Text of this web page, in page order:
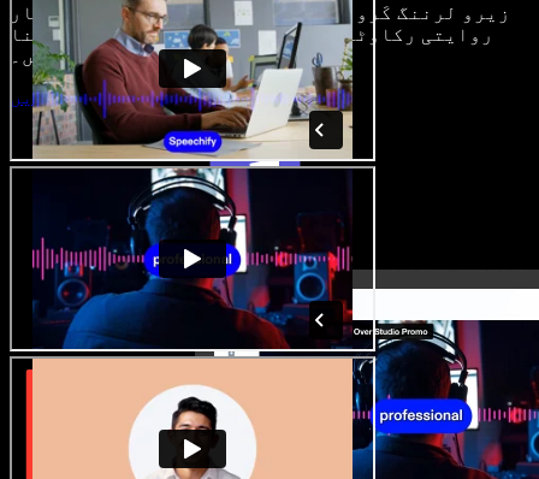
زیرو لرننگ کَرو اور سب کچھ براؤزر میں، تخلیق کار
روایتی رکاوٹیں توڑ کر اپنے خیالات کو حقیقت بنا
سکتے ہیں۔
اسٹوڈیو شروع کریں